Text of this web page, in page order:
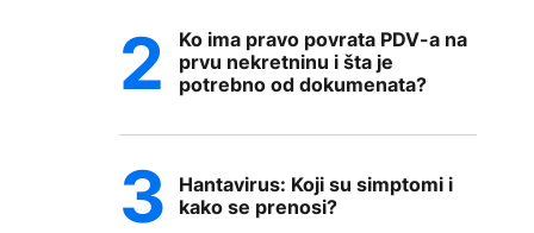
Ko ima pravo povrata PDV-a na
prvu nekretninu i šta je
potrebno od dokumenata?
Hantavirus: Koji su simptomi i
kako se prenosi?